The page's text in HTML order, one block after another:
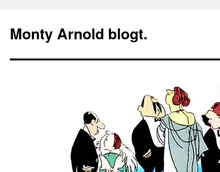
springen
Monty Arnold blogt.